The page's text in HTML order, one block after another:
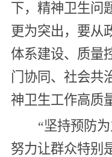
下，精神卫生问
更为突出，要从
体系建设、质量
门协同、社会共
神卫生工作高质
“坚持预防
努力让群众特别